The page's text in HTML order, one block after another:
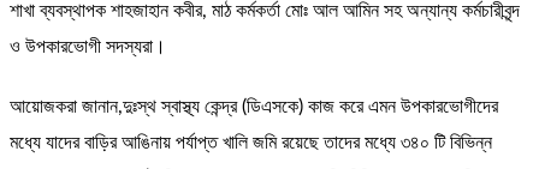
শাখা ব্যবস্থাপক শাহজাহান কবীর, মাঠ কর্মকর্তা মোঃ আল আমিন সহ অন্যান্য কর্মচারীবৃন্দ
ও উপকারভোগী সদস্যরা।
আয়োজকরা জানান,দুঃস্থ স্বাস্থ্য কেন্দ্র (ডিএসকে) কাজ করে এমন উপকারভোগীদের
মধ্যে যাদের বাড়ির আঙিনায় পর্যাপ্ত খালি জমি রয়েছে তাদের মধ্যে ৩৪০ টি বিভিন্ন